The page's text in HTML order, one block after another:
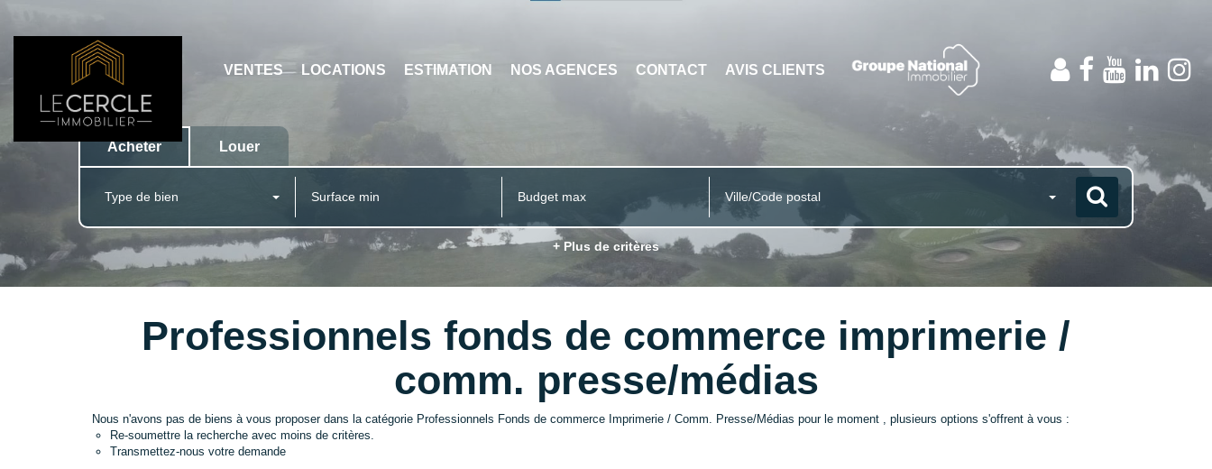
VENTES LOCATIONS ESTIMATION NOS AGENCES CONTACT AVIS CLIENTS
Acheter Louer
Type de bien Ville/Code postal
+ Plus de critères
Professionnels fonds de commerce imprimerie /
comm. presse/médias
Nous n'avons pas de biens à vous proposer dans la catégorie Professionnels Fonds de commerce Imprimerie / Comm. Presse/Médias pour le moment , plusieurs options s'offrent à vous :
Re-soumettre la recherche avec moins de critères.
Transmettez-nous votre demande